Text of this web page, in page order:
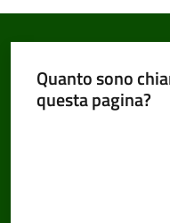
Quanto sono
questa pagina?